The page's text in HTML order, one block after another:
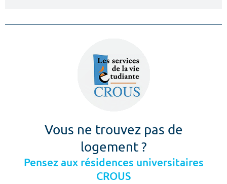
Vous ne trouvez pas de
logement ?
Pensez aux résidences universitaires
CROUS